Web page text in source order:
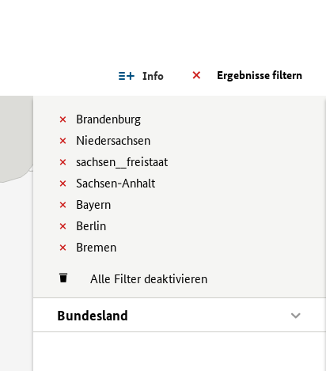
Ergebnisse filtern
Info
Brandenburg
Niedersachsen
sachsen__freistaat
Sachsen-Anhalt
Bayern
Berlin
Bremen
Alle Filter deaktivieren
Bundesland